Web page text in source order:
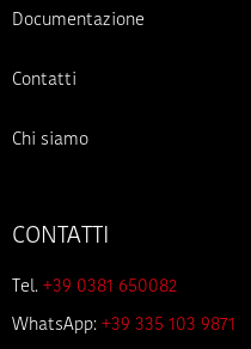
Documentazione
Contatti
Chi siamo
CONTATTI
Tel. +39 0381 650082
WhatsApp: +39 335 103 9871